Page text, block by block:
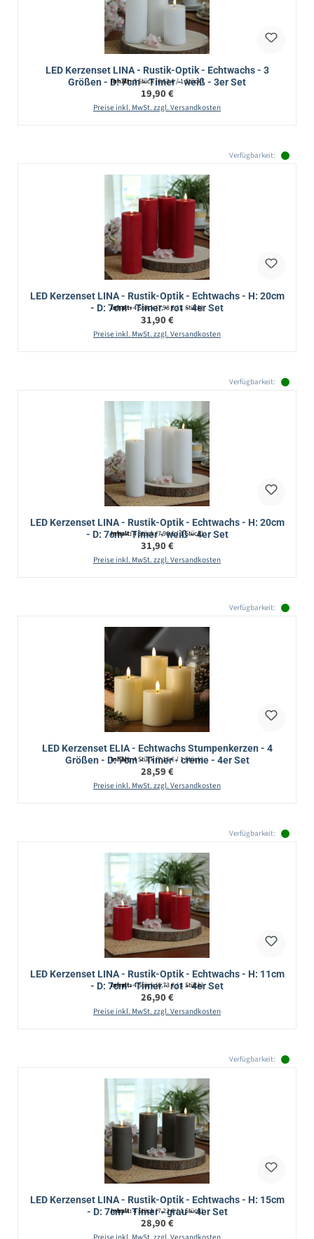
LED Kerzenset LINA - Rustik-Optik - Echtwachs - 3
Größen - D: 7cm - Timer - weiß - 3er Set
Inhalt:3 Stück(6,63 € / 1 Stück)
Regulärer Preis:
19,90 €
Preise inkl. MwSt. zzgl. Versandkosten
Verfügbarkeit:
LED Kerzenset LINA - Rustik-Optik - Echtwachs - H: 20cm
- D: 7cm - Timer - rot - 4er Set
Inhalt:4 Stück(7,98 € / 1 Stück)
Regulärer Preis:
31,90 €
Preise inkl. MwSt. zzgl. Versandkosten
Verfügbarkeit:
LED Kerzenset LINA - Rustik-Optik - Echtwachs - H: 20cm
- D: 7cm - Timer - weiß - 4er Set
Inhalt:4 Stück(7,98 € / 1 Stück)
Regulärer Preis:
31,90 €
Preise inkl. MwSt. zzgl. Versandkosten
Verfügbarkeit:
LED Kerzenset ELIA - Echtwachs Stumpenkerzen - 4
Größen - D: 7cm - Timer - creme - 4er Set
Inhalt:4 Stück(7,15 € / 1 Stück)
Regulärer Preis:
28,59 €
Preise inkl. MwSt. zzgl. Versandkosten
Verfügbarkeit:
LED Kerzenset LINA - Rustik-Optik - Echtwachs - H: 11cm
- D: 7cm - Timer - rot - 4er Set
Inhalt:4 Stück(6,73 € / 1 Stück)
Regulärer Preis:
26,90 €
Preise inkl. MwSt. zzgl. Versandkosten
Verfügbarkeit:
LED Kerzenset LINA - Rustik-Optik - Echtwachs - H: 15cm
- D: 7cm - Timer - grau - 4er Set
Inhalt:4 Stück(7,23 € / 1 Stück)
Regulärer Preis:
28,90 €